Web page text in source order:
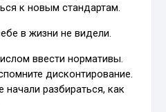
к новым стандартам.
в жизни не видели.
ввести нормативы.
дисконтирование.
начали разбираться, как